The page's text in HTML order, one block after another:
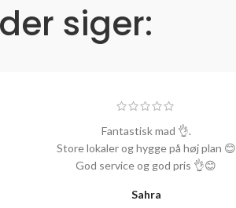
siger:
Fantastisk mad 👌.
Store lokaler og hygge på høj plan 😊
God service og god pris 👌😊
Sahra